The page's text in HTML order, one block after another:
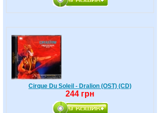
Cirque Du Soleil - Dralion (OST) (CD)
244 грн